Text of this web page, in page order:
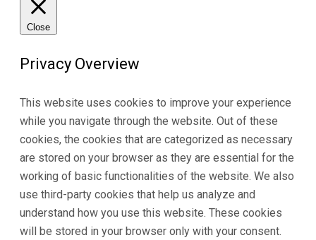
Close
Privacy Overview
This website uses cookies to improve your experience
while you navigate through the website. Out of these
cookies, the cookies that are categorized as necessary
are stored on your browser as they are essential for the
working of basic functionalities of the website. We also
use third-party cookies that help us analyze and
understand how you use this website. These cookies
will be stored in your browser only with your consent.